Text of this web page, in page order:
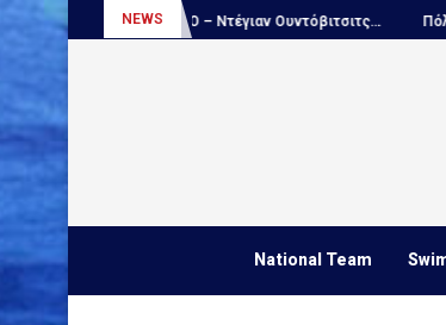
NEWS
ΑΠΟΚΛΕΙΣΤΙΚΟ – Ντέγιαν Ουντόβιτσιτς... Πόλο,
National Team